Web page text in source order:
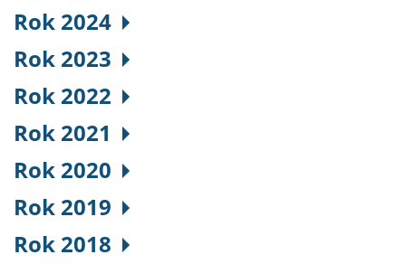
Rok 2024
Rok 2023
Rok 2022
Rok 2021
Rok 2020
Rok 2019
Rok 2018